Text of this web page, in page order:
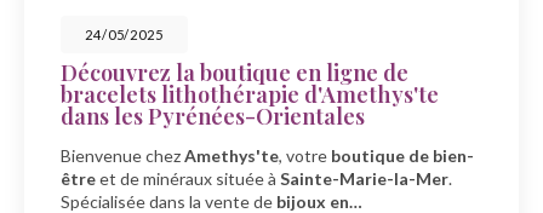
en ligne de
d'Amethys'te
boutique de bien-
Sainte-Marie-la-Mer.
bijoux en…
Célébrez la fête des
Amethys'te à
Amethys'te, votre
minérauxàSainte-